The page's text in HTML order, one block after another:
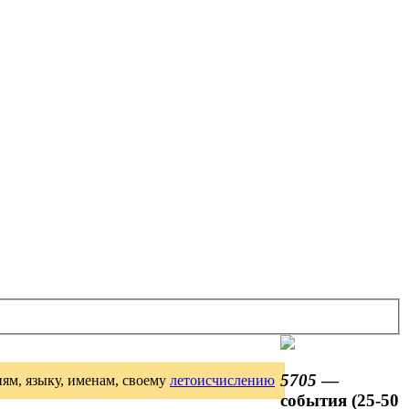
языку, именам, своему летоисчислению 5705 —
события (25-50